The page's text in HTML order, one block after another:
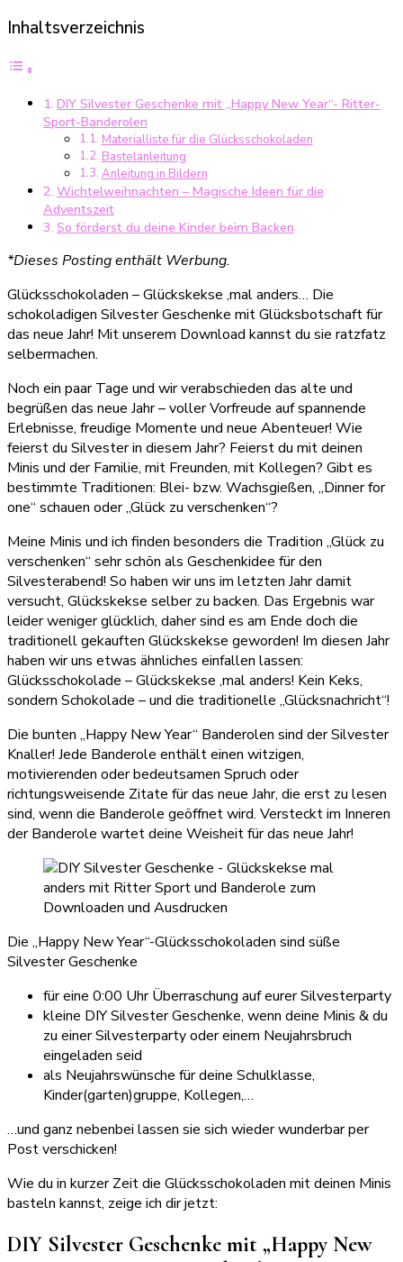
Mini
Sport
(inkl.
Inhaltsverzeichnis
DIY Silvester Geschenke mit „Happy New Year“- Ritter-
Sport-Banderolen
Materialliste für die Glücksschokoladen
Bastelanleitung
Anleitung in Bildern
Wichtelweihnachten – Magische Ideen für die
Adventszeit
So förderst du deine Kinder beim Backen
*Dieses Posting enthält Werbung.
Glücksschokoladen – Glückskekse ‚mal anders… Die
schokoladigen Silvester Geschenke mit Glücksbotschaft für
das neue Jahr! Mit unserem Download kannst du sie ratzfatz
selbermachen.
Noch ein paar Tage und wir verabschieden das alte und
begrüßen das neue Jahr – voller Vorfreude auf spannende
Erlebnisse, freudige Momente und neue Abenteuer! Wie
feierst du Silvester in diesem Jahr? Feierst du mit deinen
Minis und der Familie, mit Freunden, mit Kollegen? Gibt es
bestimmte Traditionen: Blei- bzw. Wachsgießen, „Dinner for
one“ schauen oder „Glück zu verschenken“?
Meine Minis und ich finden besonders die Tradition „Glück zu
verschenken“ sehr schön als Geschenkidee für den
Silvesterabend! So haben wir uns im letzten Jahr damit
versucht, Glückskekse selber zu backen. Das Ergebnis war
leider weniger glücklich, daher sind es am Ende doch die
traditionell gekauften Glückskekse geworden! Im diesen Jahr
haben wir uns etwas ähnliches einfallen lassen:
Glücksschokolade – Glückskekse ‚mal anders! Kein Keks,
sondern Schokolade – und die traditionelle „Glücksnachricht“!
Die bunten „Happy New Year“ Banderolen sind der Silvester
Knaller! Jede Banderole enthält einen witzigen,
motivierenden oder bedeutsamen Spruch oder
richtungsweisende Zitate für das neue Jahr, die erst zu lesen
sind, wenn die Banderole geöffnet wird. Versteckt im Inneren
der Banderole wartet deine Weisheit für das neue Jahr!
Die „Happy New Year“-Glücksschokoladen sind süße
Silvester Geschenke
für eine 0:00 Uhr Überraschung auf eurer Silvesterparty
kleine DIY Silvester Geschenke, wenn deine Minis & du
zu einer Silvesterparty oder einem Neujahrsbruch
eingeladen seid
als Neujahrswünsche für deine Schulklasse,
Kinder(garten)gruppe, Kollegen,…
…und ganz nebenbei lassen sie sich wieder wunderbar per
Post verschicken!
Wie du in kurzer Zeit die Glücksschokoladen mit deinen Minis
basteln kannst, zeige ich dir jetzt:
DIY Silvester Geschenke mit „Happy New